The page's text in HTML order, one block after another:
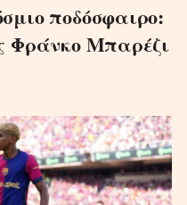
ποδόσφαιρο:
Φράνκο Μπαρέζι